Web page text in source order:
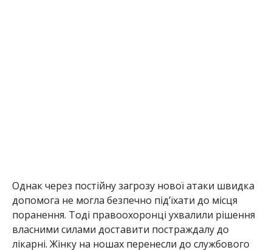
власними силами доставити постраждалу до
лікарні. Жінку на ношах перенесли до службового
автомобіля поліції та якнайшвидше доправили до
медичного закладу.